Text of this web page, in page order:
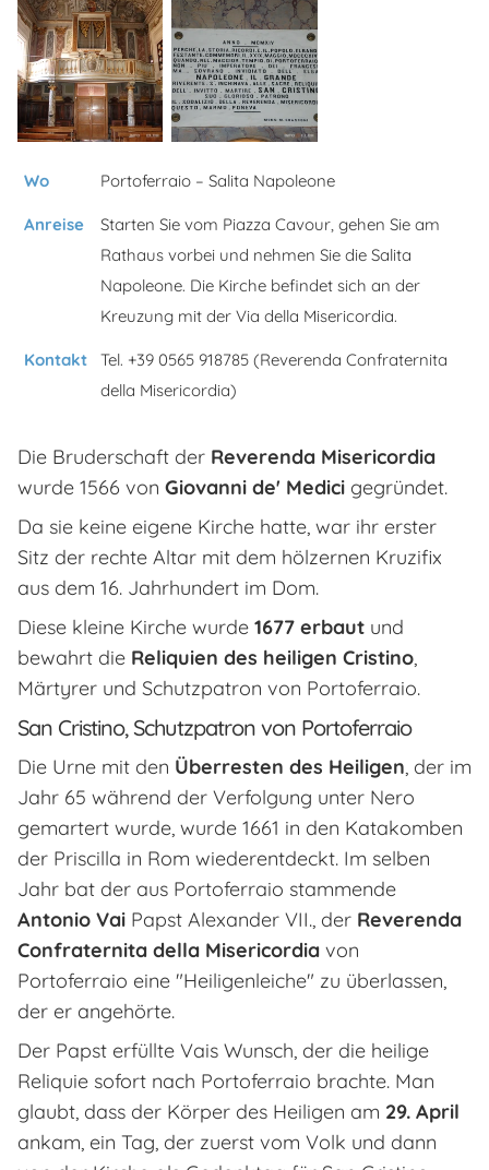
Wo Portoferraio – Salita Napoleone
Anreise
Starten Sie vom Piazza Cavour, gehen Sie am
Rathaus vorbei und nehmen Sie die Salita
Napoleone. Die Kirche befindet sich an der
Kreuzung mit der Via della Misericordia.
Kontakt
Tel. +39 0565 918785 (Reverenda Confraternita
della Misericordia)
Die Bruderschaft der Reverenda Misericordia
wurde 1566 von Giovanni de' Medici gegründet.
Da sie keine eigene Kirche hatte, war ihr erster
Sitz der rechte Altar mit dem hölzernen Kruzifix
aus dem 16. Jahrhundert im Dom.
Diese kleine Kirche wurde 1677 erbaut und
bewahrt die Reliquien des heiligen Cristino,
Märtyrer und Schutzpatron von Portoferraio.
San Cristino, Schutzpatron von Portoferraio
Die Urne mit den Überresten des Heiligen, der im
Jahr 65 während der Verfolgung unter Nero
gemartert wurde, wurde 1661 in den Katakomben
der Priscilla in Rom wiederentdeckt. Im selben
Jahr bat der aus Portoferraio stammende
Antonio Vai Papst Alexander VII., der Reverenda
Confraternita della Misericordia von
Portoferraio eine "Heiligenleiche" zu überlassen,
der er angehörte.
Der Papst erfüllte Vais Wunsch, der die heilige
Reliquie sofort nach Portoferraio brachte. Man
glaubt, dass der Körper des Heiligen am 29. April
ankam, ein Tag, der zuerst vom Volk und dann